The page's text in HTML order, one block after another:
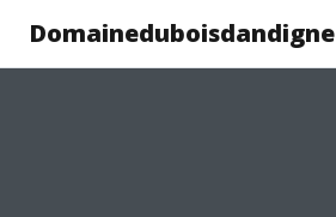
Domaineduboisdandigne